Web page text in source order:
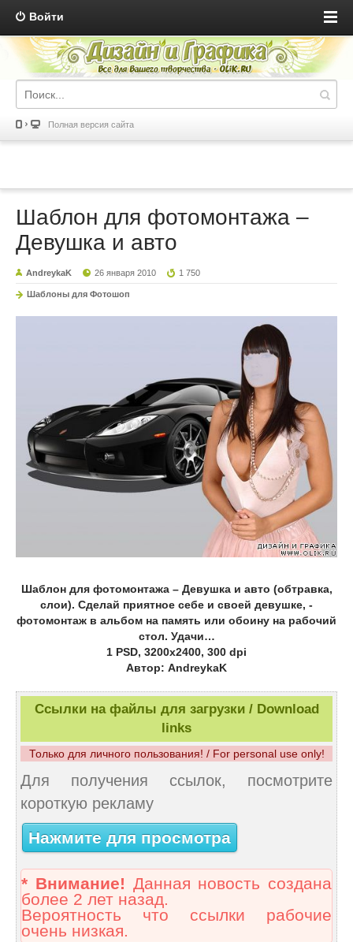
Войти
Полная версия сайта
Шаблон для фотомонтажа –
Девушка и авто
AndreykaK 26 января 2010 1 750
Шаблоны для Фотошоп
Шаблон для фотомонтажа – Девушка и авто (обтравка,
слои). Сделай приятное себе и своей девушке, -
фотомонтаж в альбом на память или обоину на рабочий
стол. Удачи…
1 PSD, 3200х2400, 300 dpi
Автор: AndreykaK
Ссылки на файлы для загрузки / Download
links
Только для личного пользования! / For personal use only!
Для получения ссылок, посмотрите
короткую рекламу
Нажмите для просмотра
* Внимание! Данная новость создана
более 2 лет назад.
Вероятность что ссылки рабочие
очень низкая.